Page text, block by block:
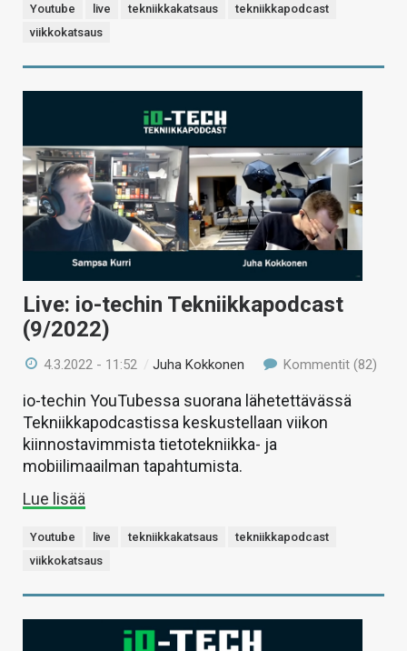
Youtube live tekniikkakatsaus
tekniikkapodcast
viikkokatsaus
Live: io-techin Tekniikkapodcast
(9/2022)
4.3.2022 - 11:52 /Juha Kokkonen Kommentit (82)
io-techin YouTubessa suorana lähetettävässä
Tekniikkapodcastissa keskustellaan viikon
kiinnostavimmista tietotekniikka- ja
mobiilimaailman tapahtumista.
Lue lisää
Youtube live tekniikkakatsaus
tekniikkapodcast
viikkokatsaus